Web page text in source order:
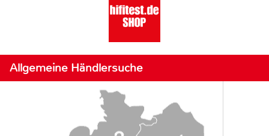
Allgemeine Händlersuche